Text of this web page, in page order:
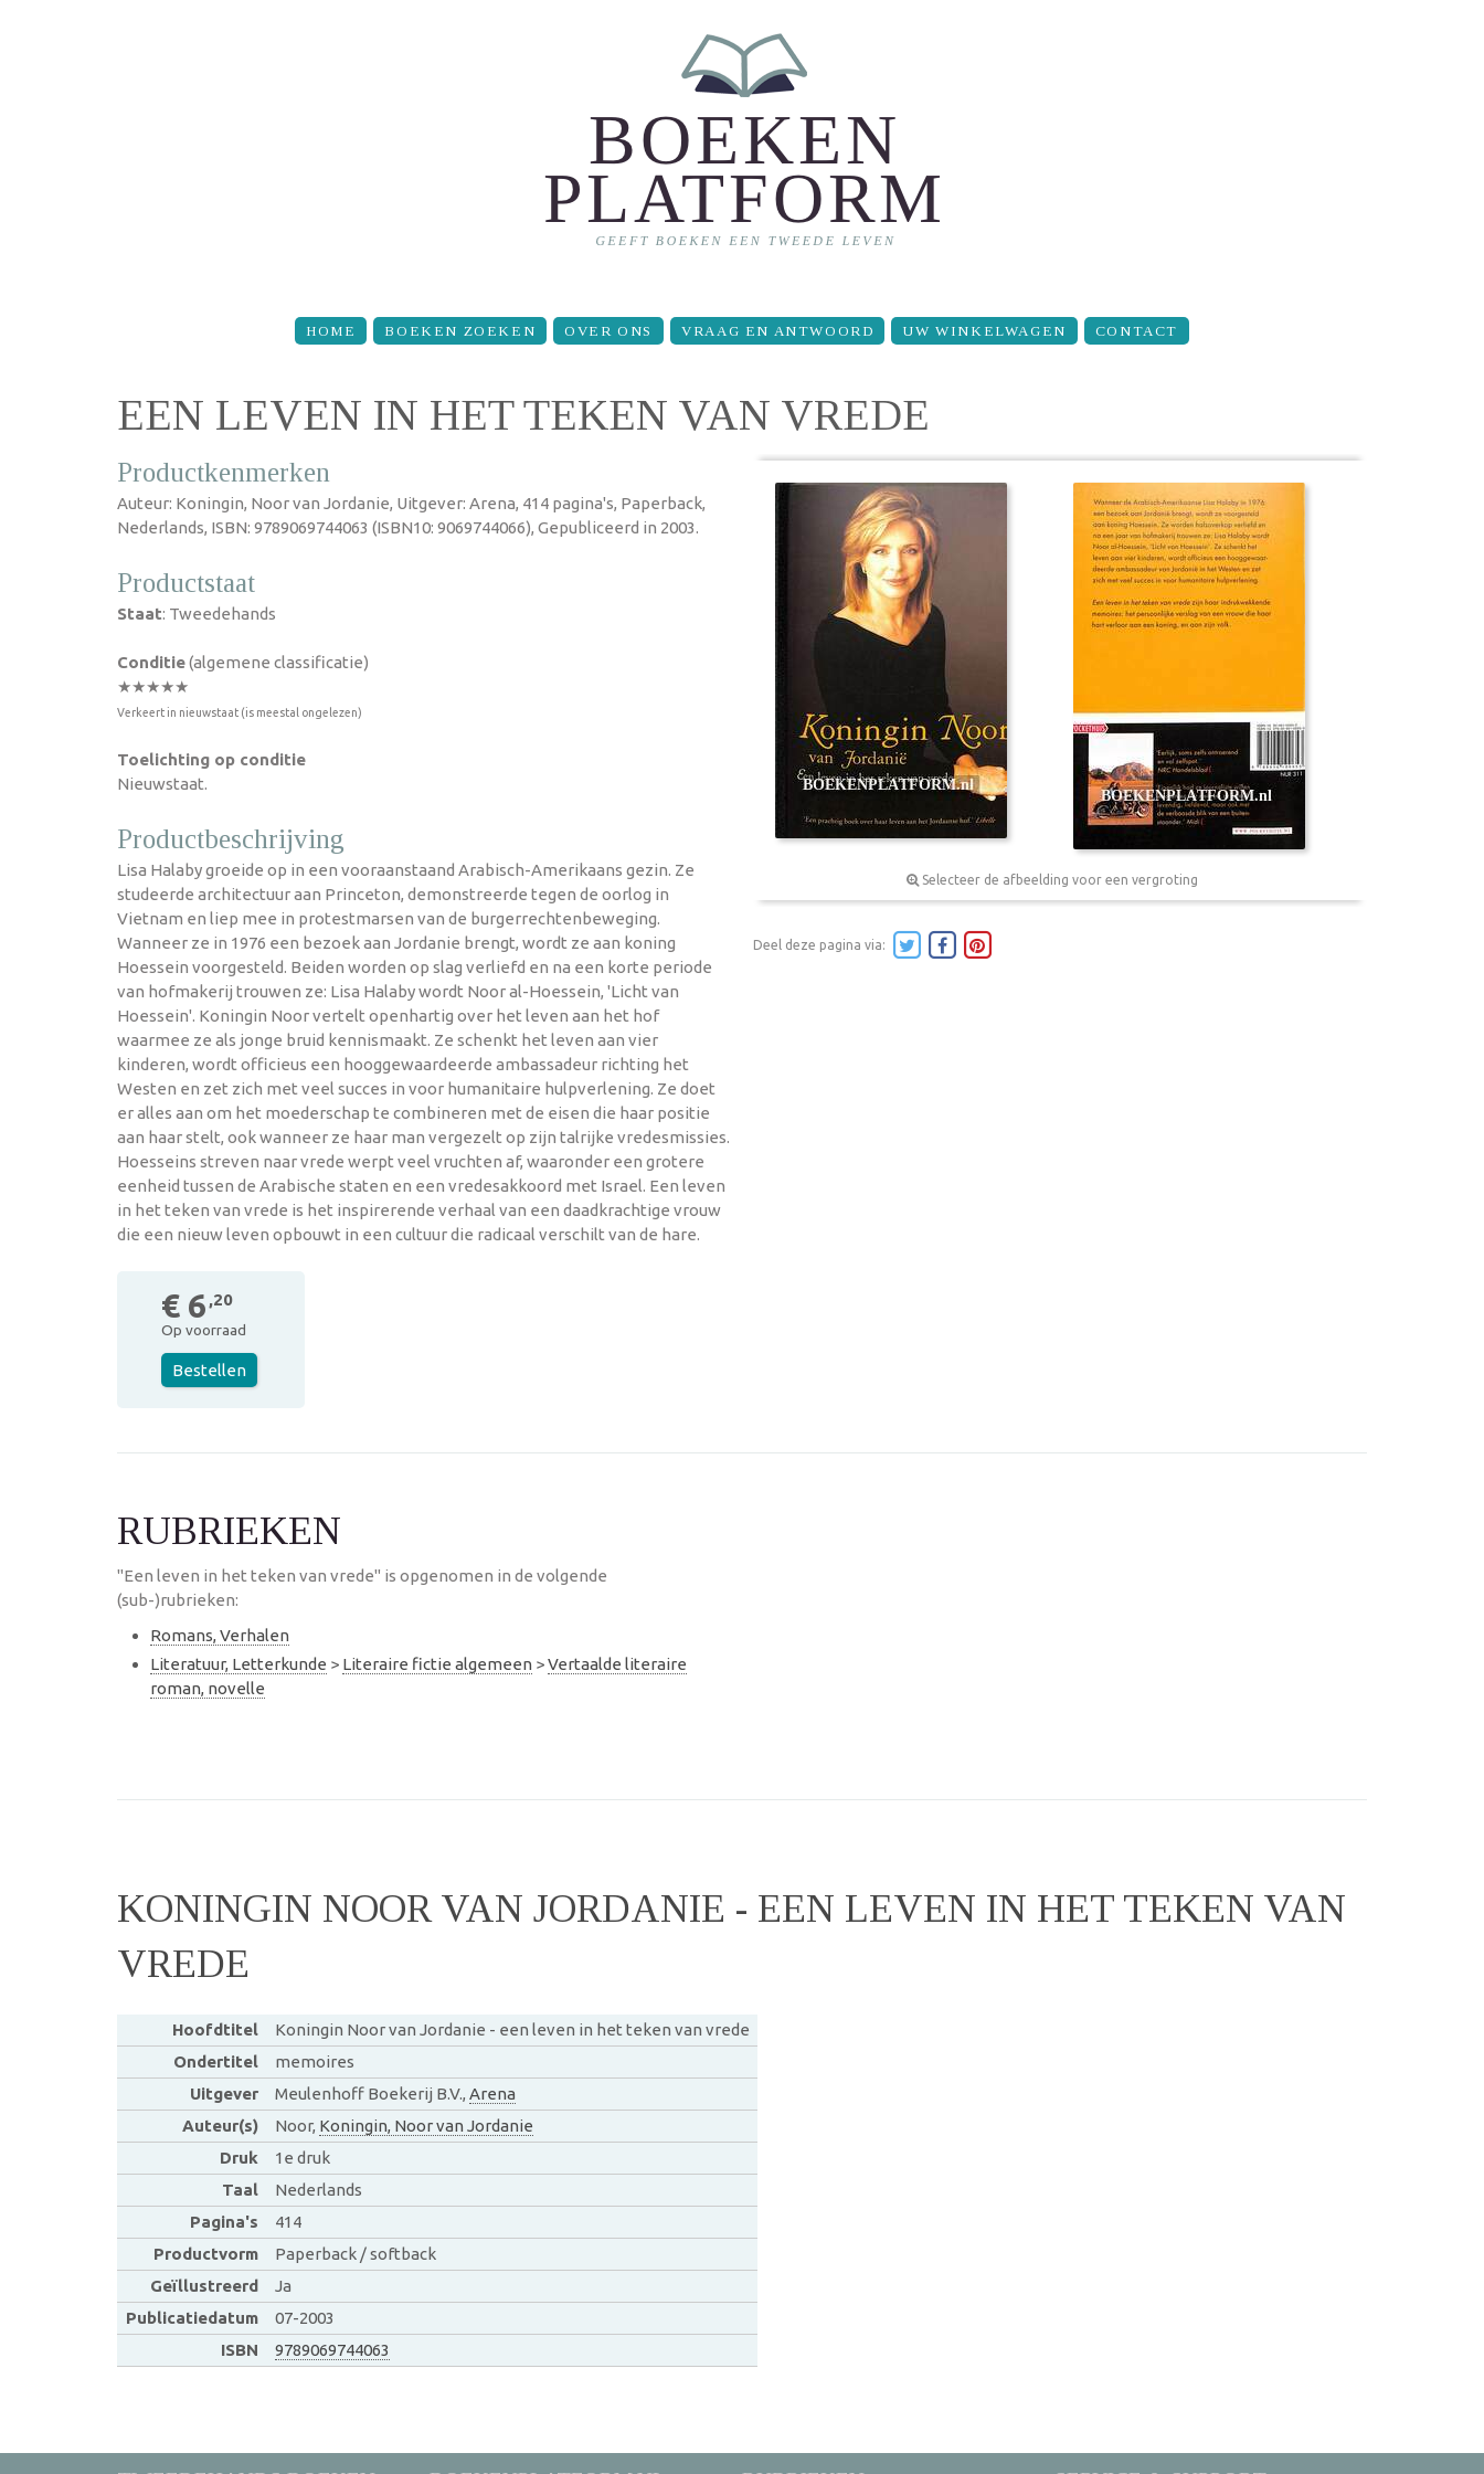
HOME BOEKEN ZOEKEN OVER ONS VRAAG EN ANTWOORD UW WINKELWAGEN CONTACT
EEN LEVEN IN HET TEKEN VAN VREDE
Productkenmerken
Auteur: Koningin, Noor van Jordanie, Uitgever: Arena, 414 pagina's, Paperback,
Nederlands, ISBN: 9789069744063 (ISBN10: 9069744066), Gepubliceerd in 2003.
Productstaat
Staat: Tweedehands
Conditie(algemene classificatie)
★★★★★
Verkeert in nieuwstaat (is meestal ongelezen)
Toelichting op conditie
Nieuwstaat.
Productbeschrijving
Lisa Halaby groeide op in een vooraanstaand Arabisch-Amerikaans gezin. Ze
studeerde architectuur aan Princeton, demonstreerde tegen de oorlog in
Vietnam en liep mee in protestmarsen van de burgerrechtenbeweging.
Wanneer ze in 1976 een bezoek aan Jordanie brengt, wordt ze aan koning
Hoessein voorgesteld. Beiden worden op slag verliefd en na een korte periode
van hofmakerij trouwen ze: Lisa Halaby wordt Noor al-Hoessein, 'Licht van
Hoessein'. Koningin Noor vertelt openhartig over het leven aan het hof
waarmee ze als jonge bruid kennismaakt. Ze schenkt het leven aan vier
kinderen, wordt officieus een hooggewaardeerde ambassadeur richting het
Westen en zet zich met veel succes in voor humanitaire hulpverlening. Ze doet
er alles aan om het moederschap te combineren met de eisen die haar positie
aan haar stelt, ook wanneer ze haar man vergezelt op zijn talrijke vredesmissies.
Hoesseins streven naar vrede werpt veel vruchten af, waaronder een grotere
eenheid tussen de Arabische staten en een vredesakkoord met Israel. Een leven
in het teken van vrede is het inspirerende verhaal van een daadkrachtige vrouw
die een nieuw leven opbouwt in een cultuur die radicaal verschilt van de hare.
€ 6 ,20
Op voorraad
Bestellen
Selecteer de afbeelding voor een vergroting
Deel deze pagina via:
RUBRIEKEN
"Een leven in het teken van vrede" is opgenomen in de volgende
(sub-)rubrieken:
Romans, Verhalen
Literatuur, Letterkunde > Literaire fictie algemeen >Vertaalde literaire
roman, novelle
KONINGIN NOOR VAN JORDANIE - EEN LEVEN IN HET TEKEN VAN
VREDE
Hoofdtitel
Koningin Noor van Jordanie - een leven in het teken van vrede
Ondertitel
memoires
Uitgever
Meulenhoff Boekerij B.V., Arena
Auteur(s)
Noor, Koningin, Noor van Jordanie
Druk
1e druk
Taal
Nederlands
Pagina's
414
Productvorm
Paperback / softback
Geïllustreerd
Ja
Publicatiedatum
07-2003
ISBN
9789069744063